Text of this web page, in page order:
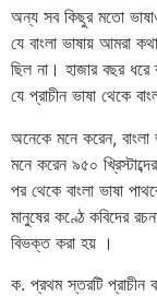
অন্য সব কিছুর মতো
যে বাংলা ভাষায় আমরা
ছিল না। হাজার বছর ধরে
যে প্রাচীন ভাষা থেকে
অনেকে মনে করেন,
মনে করেন ৯৫০
পর থেকে বাংলা ভাষা
মানুষের কণ্ঠে কবিদের
বিভক্ত করা হয় ।
ক. প্রথম স্তরটি প্রাচীন